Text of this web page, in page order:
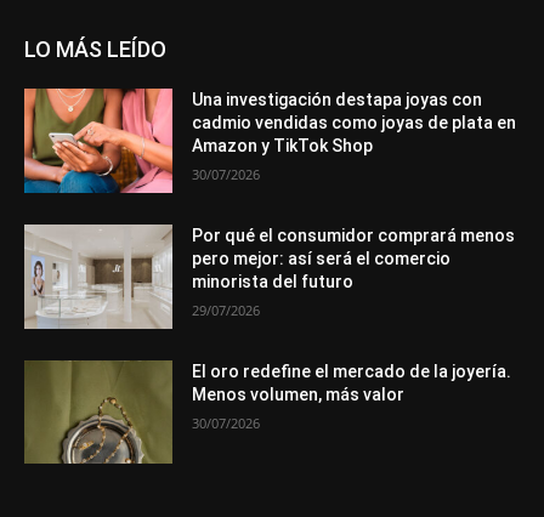
LO MÁS LEÍDO
Una investigación destapa joyas con
cadmio vendidas como joyas de plata en
Amazon y TikTok Shop
30/07/2026
Por qué el consumidor comprará menos
pero mejor: así será el comercio
minorista del futuro
29/07/2026
El oro redefine el mercado de la joyería.
Menos volumen, más valor
30/07/2026